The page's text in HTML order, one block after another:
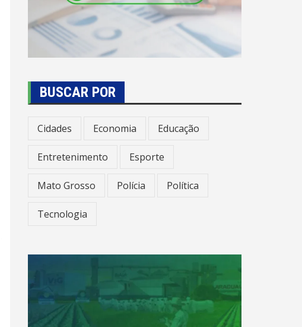
BUSCAR POR
Cidades Economia Educação
Entretenimento Esporte
Mato Grosso Polícia Política
Tecnologia